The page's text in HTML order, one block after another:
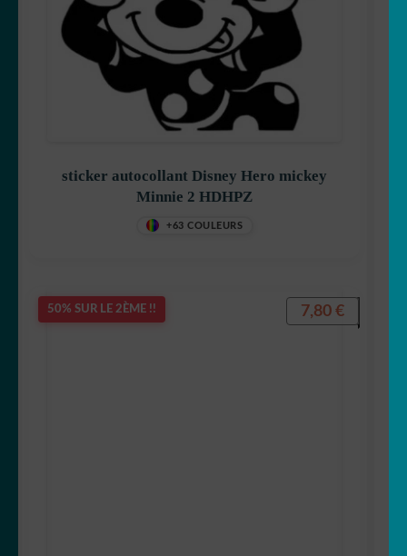
sticker autocollant Disney Hero mickey
Minnie 2 HDHPZ
+63 COULEURS
50% SUR LE 2ÈME !! 7,80 €